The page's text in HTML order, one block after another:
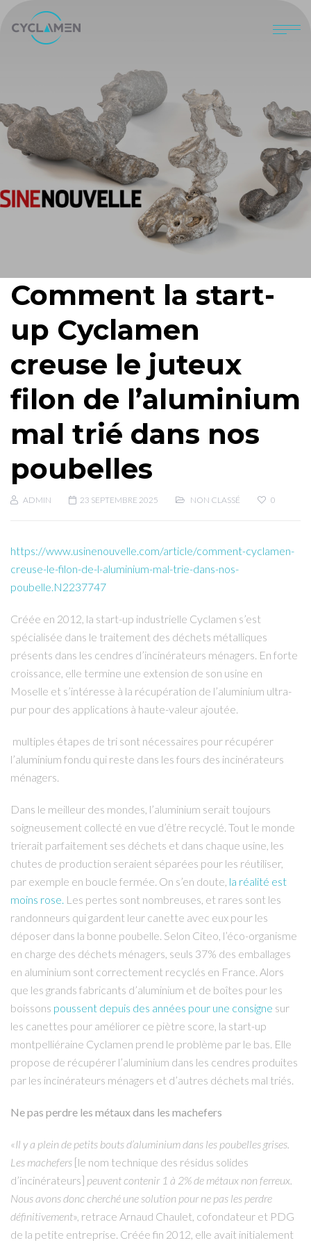
Comment la start-
up Cyclamen
creuse le juteux
filon de l’aluminium
mal trié dans nos
poubelles
ADMIN 23 SEPTEMBRE 2025 NON CLASSÉ 0
https://www.usinenouvelle.com/article/comment-cyclamen-
creuse-le-filon-de-l-aluminium-mal-trie-dans-nos-
poubelle.N2237747
Créée en 2012, la start-up industrielle Cyclamen s’est
spécialisée dans le traitement des déchets métalliques
présents dans les cendres d’incinérateurs ménagers. En forte
croissance, elle termine une extension de son usine en
Moselle et s’intéresse à la récupération de l’aluminium ultra-
pur pour des applications à haute-valeur ajoutée.
multiples étapes de tri sont nécessaires pour récupérer
l’aluminium fondu qui reste dans les fours des incinérateurs
ménagers.
Dans le meilleur des mondes, l’aluminium serait toujours
soigneusement collecté en vue d’être recyclé. Tout le monde
trierait parfaitement ses déchets et dans chaque usine, les
chutes de production seraient séparées pour les réutiliser,
par exemple en boucle fermée. On s’en doute, la réalité est
moins rose. Les pertes sont nombreuses, et rares sont les
randonneurs qui gardent leur canette avec eux pour les
déposer dans la bonne poubelle. Selon Citeo, l’éco-organisme
en charge des déchets ménagers, seuls 37% des emballages
en aluminium sont correctement recyclés en France. Alors
que les grands fabricants d’aluminium et de boîtes pour les
boissons poussent depuis des années pour une consigne sur
les canettes pour améliorer ce piètre score, la start-up
montpelliéraine Cyclamen prend le problème par le bas. Elle
propose de récupérer l’aluminium dans les cendres produites
par les incinérateurs ménagers et d’autres déchets mal triés.
Ne pas perdre les métaux dans les machefers
«Il y a plein de petits bouts d’aluminium dans les poubelles grises.
Les machefers [le nom technique des résidus solides
d’incinérateurs] peuvent contenir 1 à 2% de métaux non ferreux.
Nous avons donc cherché une solution pour ne pas les perdre
définitivement», retrace Arnaud Chaulet, cofondateur et PDG
de la petite entreprise. Créée fin 2012, elle avait initialement